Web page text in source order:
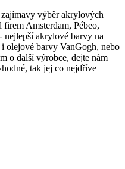
výběr akrylových
firem Amsterdam, Pébeo,
nejlepší akrylové barvy na
olejové barvy VanGogh, nebo
o další výrobce, dejte nám
tak jej co nejdříve